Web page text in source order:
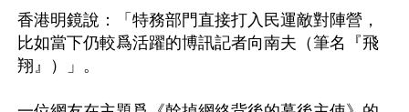
香港明鏡說：「特務部門直接打入民運敵對陣營，
比如當下仍較爲活躍的博訊記者向南夫（筆名『飛
翔』）」。